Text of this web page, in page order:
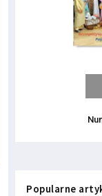
Popularne